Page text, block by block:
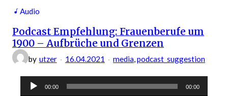
Audio
Podcast Empfehlung: Frauenberufe um
1900 – Aufbrüche und Grenzen
by utzer 16.04.2021 media, podcast_suggestion
Audio-
00:00 00:00